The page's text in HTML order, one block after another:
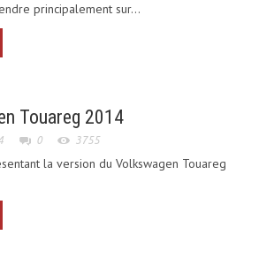
principalement sur...
Touareg 2014
0 3755
la version du Volkswagen Touareg